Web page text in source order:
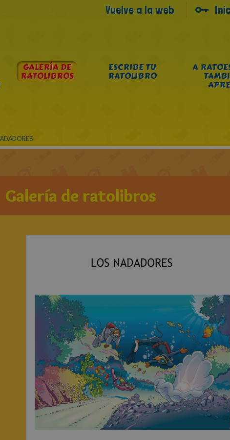
Vuelve a la web
GALERÍA DE
RATOLIBROS
ESCRIBE TU
RATOLIBRO
A
Galería de ratolibros